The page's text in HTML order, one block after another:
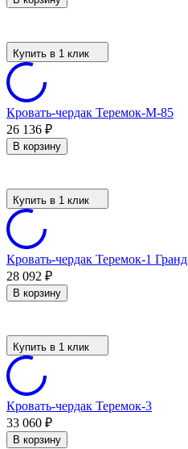
Купить в 1 клик
Кровать-чердак Теремок-М-85
26 136 ₽
В корзину
Купить в 1 клик
Кровать-чердак Теремок-1 Гранд
28 092 ₽
В корзину
Купить в 1 клик
Кровать-чердак Теремок-3
33 060 ₽
В корзину